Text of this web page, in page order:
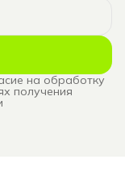
на обработку
получения